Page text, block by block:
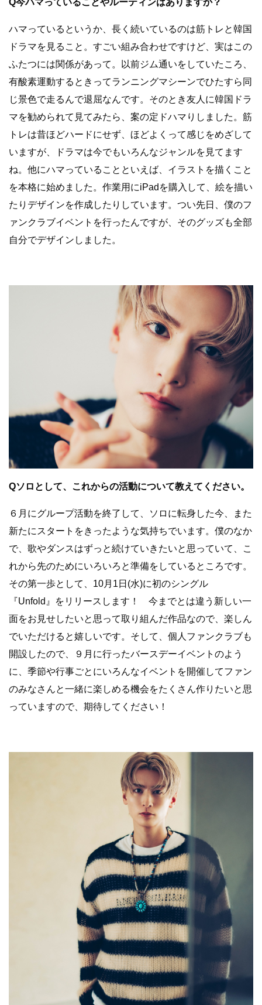
Q今ハマっていることやルーティンはありますか？
ハマっているというか、長く続いているのは筋トレと韓国
ドラマを見ること。すごい組み合わせですけど、実はこの
ふたつには関係があって。以前ジム通いをしていたころ、
有酸素運動するときってランニングマシーンでひたすら同
じ景色で走るんで退屈なんです。そのとき友人に韓国ドラ
マを勧められて見てみたら、案の定ドハマりしました。筋
トレは昔ほどハードにせず、ほどよくって感じをめざして
いますが、ドラマは今でもいろんなジャンルを見てます
ね。他にハマっていることといえば、イラストを描くこと
を本格に始めました。作業用にiPadを購入して、絵を描い
たりデザインを作成したりしています。つい先日、僕のフ
ァンクラブイベントを行ったんですが、そのグッズも全部
自分でデザインしました。
Qソロとして、これからの活動について教えてください。
６月にグループ活動を終了して、ソロに転身した今、また
新たにスタートをきったような気持ちでいます。僕のなか
で、歌やダンスはずっと続けていきたいと思っていて、こ
れから先のためにいろいろと準備をしているところです。
その第一歩として、10月1日(水)に初のシングル
『Unfold』をリリースします！ 今までとは違う新しい一
面をお見せしたいと思って取り組んだ作品なので、楽しん
でいただけると嬉しいです。そして、個人ファンクラブも
開設したので、９月に行ったバースデーイベントのよう
に、季節や行事ごとにいろんなイベントを開催してファン
のみなさんと一緒に楽しめる機会をたくさん作りたいと思
っていますので、期待してください！